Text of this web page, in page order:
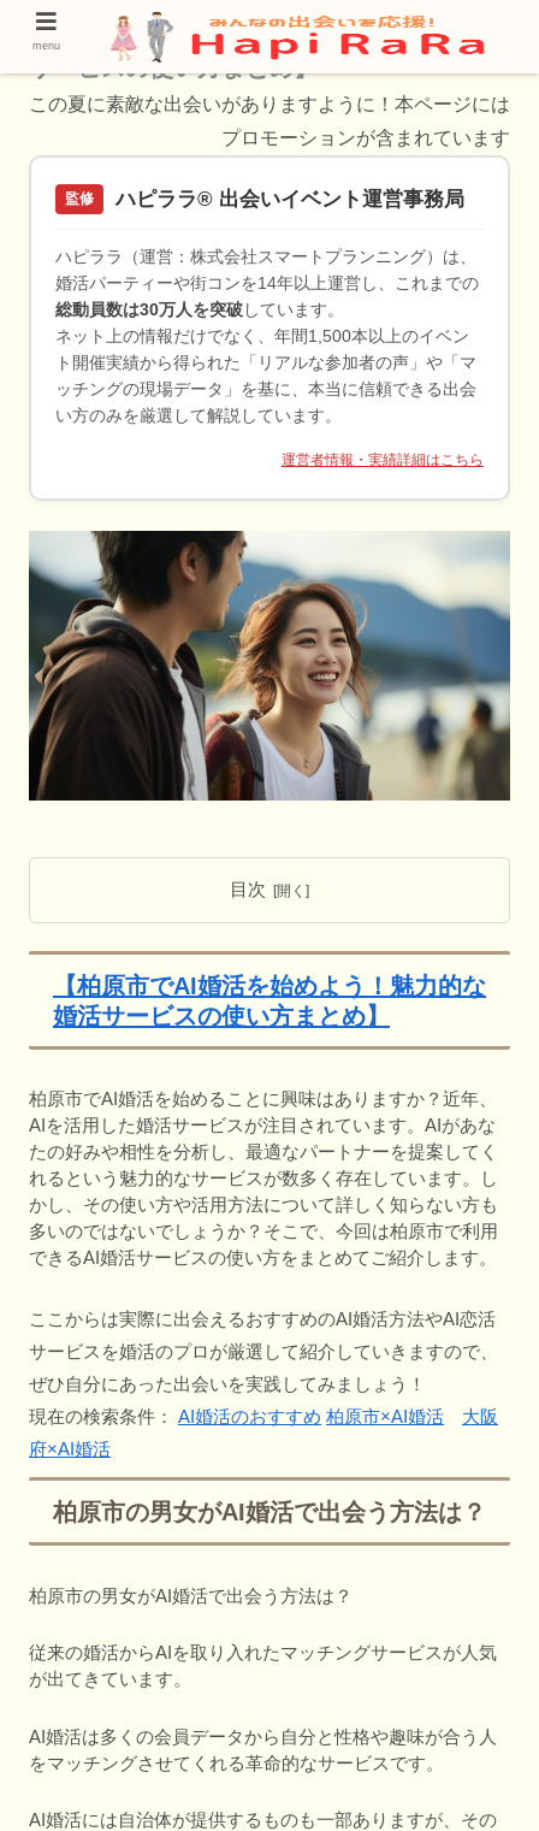
【柏原市でAI婚活を始めよう！魅力的な婚活
サービスの使い方まとめ】
この夏に素敵な出会いがありますように！本ページには
プロモーションが含まれています
監修 ハピララ® 出会いイベント運営事務局
ハピララ（運営：株式会社スマートプランニング）は、
婚活パーティーや街コンを14年以上運営し、これまでの
総動員数は30万人を突破 しています。
ネット上の情報だけでなく、年間1,500本以上のイベン
ト開催実績から得られた「リアルな参加者の声」や「マ
ッチングの現場データ」を基に、本当に信頼できる出会
い方のみを厳選して解説しています。
運営者情報・実績詳細はこちら
目次
【柏原市でAI婚活を始めよう！魅力的な
婚活サービスの使い方まとめ】
柏原市でAI婚活を始めることに興味はありますか？近年、
AIを活用した婚活サービスが注目されています。AIがあな
たの好みや相性を分析し、最適なパートナーを提案してく
れるという魅力的なサービスが数多く存在しています。し
かし、その使い方や活用方法について詳しく知らない方も
多いのではないでしょうか？そこで、今回は柏原市で利用
できるAI婚活サービスの使い方をまとめてご紹介します。
ここからは実際に出会えるおすすめのAI婚活方法やAI恋活
サービスを婚活のプロが厳選して紹介していきますので、
ぜひ自分にあった出会いを実践してみましょう！
現在の検索条件： AI婚活のおすすめ 柏原市×AI婚活
大阪
府×AI婚活
柏原市の男女がAI婚活で出会う方法は？
柏原市の男女がAI婚活で出会う方法は？
従来の婚活からAIを取り入れたマッチングサービスが人気
が出てきています。
AI婚活は多くの会員データから自分と性格や趣味が合う人
をマッチングさせてくれる革命的なサービスです。
AI婚活には自治体が提供するものも一部ありますが、その
menu